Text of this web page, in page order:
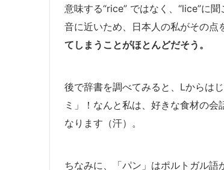
意味する“rice” ではなく、“lice”に
音に近いため、日本人の私がその点
てしまうことがほとんどだそう。
後で辞書を調べてみると、Lからは
ミ」！なんと私は、好きな食材の
なります（汗）。
ちなみに、「パン」はポルトガル